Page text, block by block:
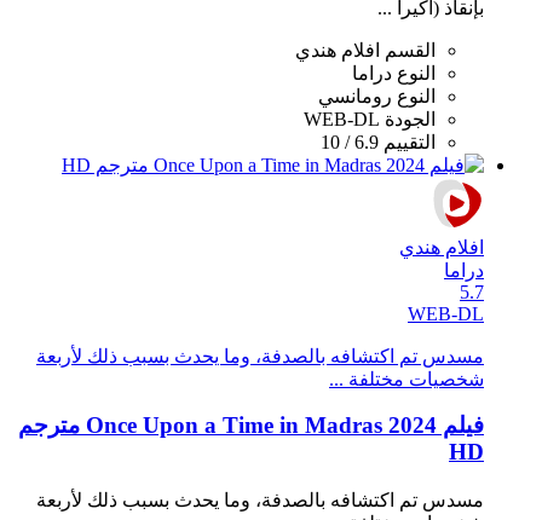
بإنقاذ (أكيرا ...
القسم
افلام هندي
النوع دراما
النوع رومانسي
الجودة WEB-DL
التقييم 6.9 / 10
افلام هندي
دراما
5.7
WEB-DL
مسدس تم اكتشافه بالصدفة، وما يحدث بسبب ذلك لأربعة
شخصيات مختلفة ...
فيلم Once Upon a Time in Madras 2024 مترجم
HD
مسدس تم اكتشافه بالصدفة، وما يحدث بسبب ذلك لأربعة